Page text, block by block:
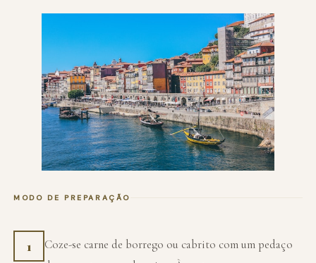
MODO DE PREPARAÇÃO
1
Coze-se carne de borrego ou cabrito com um pedaço